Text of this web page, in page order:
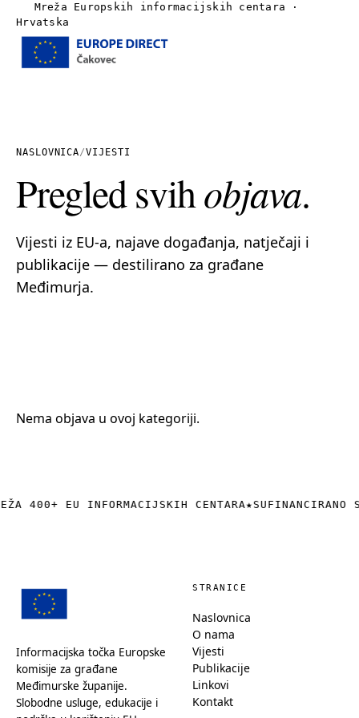
Mreža Europskih informacijskih centara ·
Hrvatska
Vijesti
Linkovi
NASLOVNICA/VIJESTI
Pregled svihobjava.
Vijesti iz EU-a, najave događanja, natječaji i
publikacije — destilirano za građane
Međimurja.
Nema objava u ovoj kategoriji.
400+ EU INFORMACIJSKIH CENTARA★SUFINANCIRANO
Informacijska točka Europske
komisije za građane
Međimurske županije.
Slobodne usluge, edukacije i
STRANICE
Naslovnica
O nama
Vijesti
Publikacije
Linkovi
Kontakt